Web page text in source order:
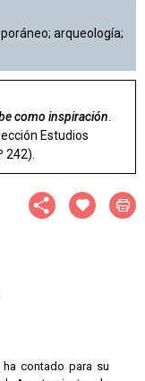
arqueología;
como inspiración
Estudios
242).
contado para su